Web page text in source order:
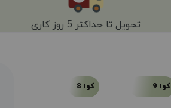
تحویل تا حداکثر 5 روز کاری
کوا 9 کوا 8